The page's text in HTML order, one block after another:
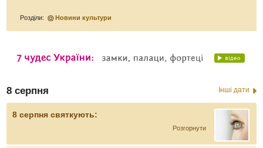
Розділи: Новини культури
8 серпня Інші дати
8 серпня святкують:
Розгорнути